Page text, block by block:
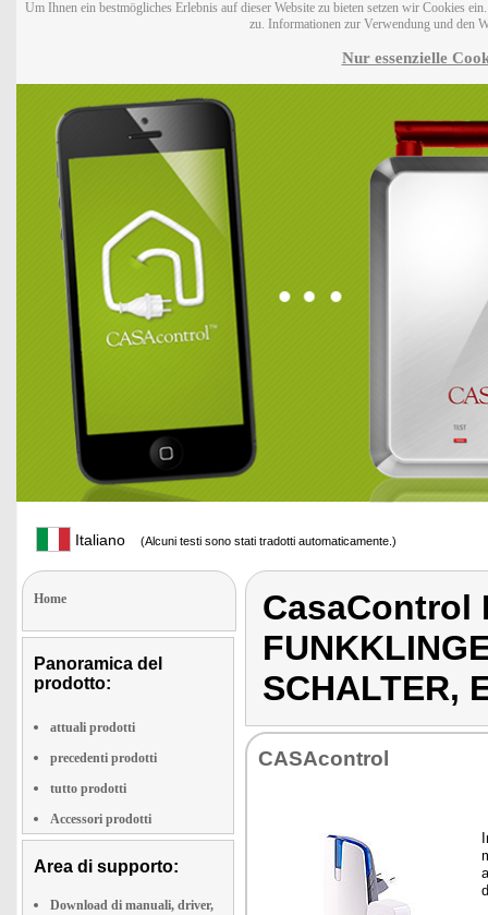
Um Ihnen ein bestmögliches Erlebnis auf dieser Website zu bieten setzen wir Cookies
zu. Informationen zur Verwendung und den
Nur essenzielle
Italiano (Alcuni testi sono stati tradotti automaticamente.)
Home
Panoramica del
prodotto:
attuali prodotti
precedenti prodotti
tutto prodotti
Accessori prodotti
Area di supporto:
Download di manuali, driver,
CasaControl
SCHALTER,
CA­SA­con­trol